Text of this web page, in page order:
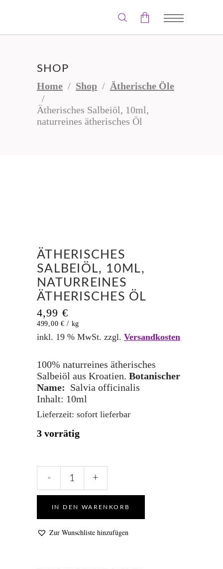
SHOP
Home / Shop / Ätherische Öle
/
Ätherisches Salbeiöl, 10ml,
naturreines ätherisches Öl
ÄTHERISCHES
SALBEIÖL, 10ML,
NATURREINES
ÄTHERISCHES ÖL
4,99 €
499,00 € / kg
inkl. 19 % MwSt. zzgl. Versandkosten
100% naturreines ätherisches
Salbeiöl aus Kroatien. Botanischer
Name: Salvia officinalis
Inhalt: 10ml
Lieferzeit: sofort lieferbar
3 vorrätig
Salbeiöl,
10ml,
naturreines
ätherisches
Öl
- +
IN DEN WARENKORB
Zur Wunschliste hinzufügen